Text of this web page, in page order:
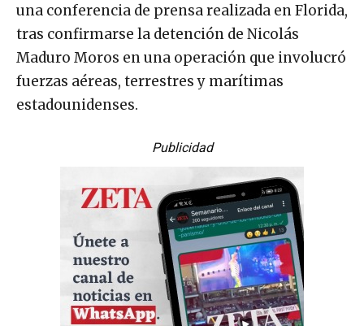
una conferencia de prensa realizada en Florida,
tras confirmarse la detención de Nicolás
Maduro Moros en una operación que involucró
fuerzas aéreas, terrestres y marítimas
estadounidenses.
Publicidad